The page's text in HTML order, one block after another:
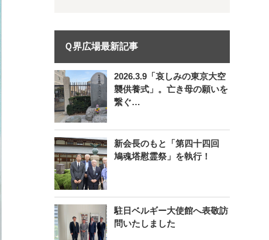
Ｑ界広場最新記事
2026.3.9「哀しみの東京大空
襲供養式」。亡き母の願いを
繋ぐ…
新会長のもと「第四十四回
鳩魂塔慰霊祭」を執行！
駐日ベルギー大使館へ表敬訪
問いたしました